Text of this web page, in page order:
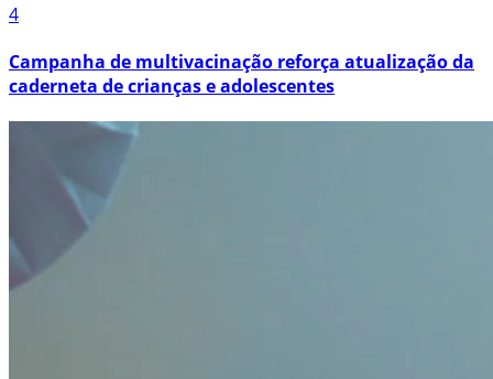
4
Campanha de multivacinação reforça atualização da
caderneta de crianças e adolescentes